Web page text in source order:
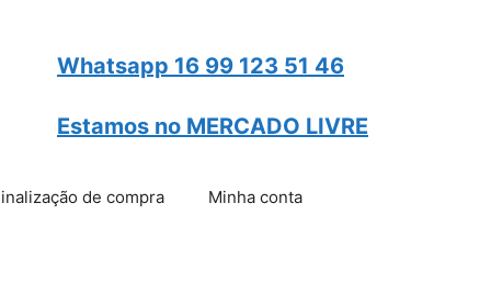
Whatsapp 16 99 123 51 46
Estamos no MERCADO LIVRE
de compra Minha conta